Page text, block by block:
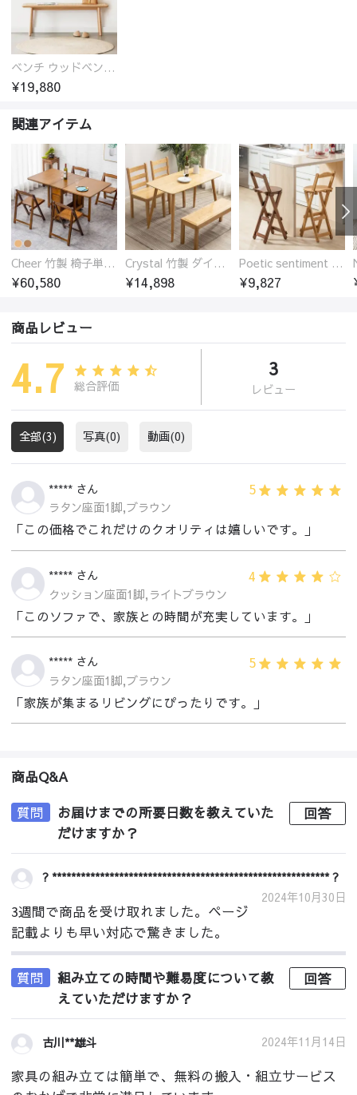
ベンチ ウッドベンチ オーク ダイニングベンチ 2人掛け 二人掛け 長椅子 ウッド 玄関スツール オーク材 ラタン 椅子 アジアンテイスト おしゃれ チェア いす イス 北欧
¥19,880
関連アイテム
Cheer 竹製 椅子単品 バタフライテーブル 折りたたみダイニングテーブル単品 椅子セット 伸縮
¥60,580
Crystal 竹製 ダイニングテーブル
¥14,898
Poetic sentiment 竹製 折りたたみ カウンターチェア 椅子 ハイ スツール
¥9,827
商品レビュー
4.7 総合評価
3
レビュー
全部(3) 写真(0) 動画(0)
***** さん 5
ラタン座面1脚,ブラウン
「この価格でこれだけのクオリティは嬉しいです。」
***** さん 4
クッション座面1脚,ライトブラウン
「このソファで、家族との時間が充実しています。」
***** さん 5
ラタン座面1脚,ブラウン
「家族が集まるリビングにぴったりです。」
商品Q&A
質問
お届けまでの所要日数を教えていた
だけますか？
回答
? ********************************************************** ?
2024年10月30日
3週間で商品を受け取れました。ページ
記載よりも早い対応で驚きました。
質問
組み立ての時間や難易度について教
えていただけますか？
回答
古川**雄斗 2024年11月14日
家具の組み立ては簡単で、無料の搬入・組立サービス